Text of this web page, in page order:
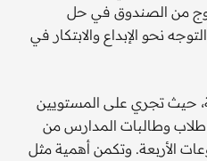
من الصندوق في حل
نحو الإبداع والابتكار في
حيث تجري على المستويين
وطالبات المدارس من
الأربعة. وتكمن أهمية مثل